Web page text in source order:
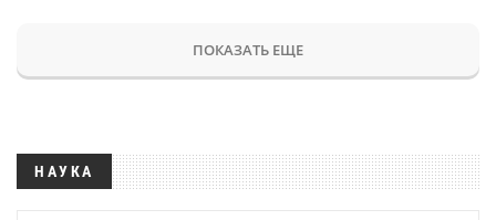
ПОКАЗАТЬ ЕЩЕ
НАУКА